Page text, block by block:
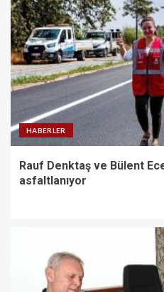
HABERLER
Rauf Denktaş ve Bülent
asfaltlanıyor